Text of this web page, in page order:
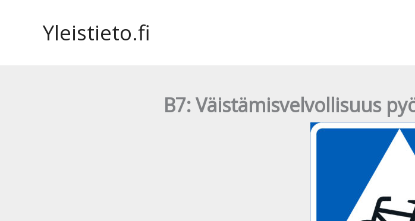
Yleistieto.fi
B7: Väistämisvelvollisuus